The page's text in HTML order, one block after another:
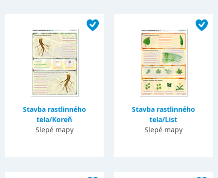
Stavba rastlinného
tela/Koreň
Slepé mapy
Stavba rastlinného
tela/List
Slepé mapy